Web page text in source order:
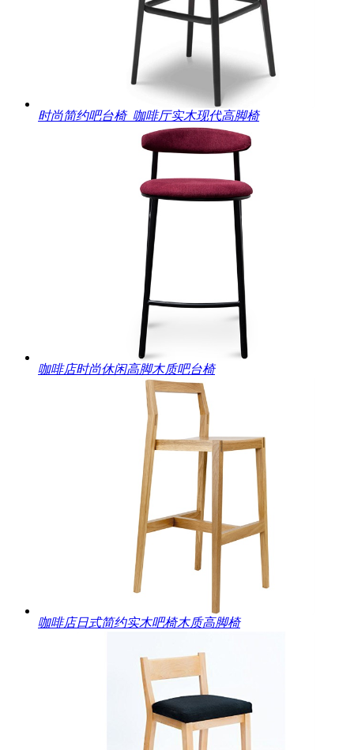
时尚简约吧台椅_咖啡厅实木现代高脚椅
咖啡店时尚休闲高脚木质吧台椅
咖啡店日式简约实木吧椅木质高脚椅